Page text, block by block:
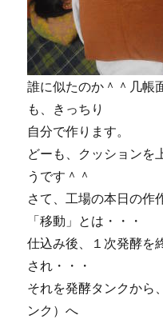
誰に似たのか＾＾几帳
も、きっちり
自分で作ります。
どーも、クッションを
うです＾＾
さて、工場の本日の作
「移動」とは・・・
仕込み後、１次発酵を
され・・・
それを発酵タンクから
ンク）へ